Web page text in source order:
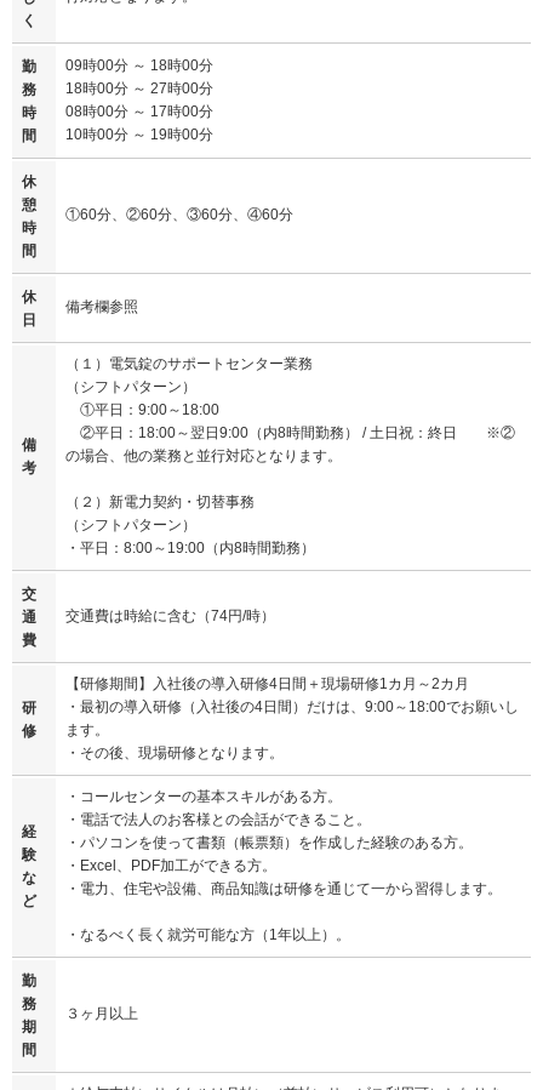
く
勤
務
時
間
09時00分 ～ 18時00分
18時00分 ～ 27時00分
08時00分 ～ 17時00分
10時00分 ～ 19時00分
休
憩
時
間
①60分、②60分、③60分、④60分
休
日
備考欄参照
備
考
（１）電気錠のサポートセンター業務
（シフトパターン）
①平日：9:00～18:00
②平日：18:00～翌日9:00（内8時間勤務） / 土日祝：終日 ※②
の場合、他の業務と並行対応となります。
（２）新電力契約・切替事務
（シフトパターン）
・平日：8:00～19:00（内8時間勤務）
交
通
費
交通費は時給に含む（74円/時）
研
修
【研修期間】入社後の導入研修4日間＋現場研修1カ月～2カ月
・最初の導入研修（入社後の4日間）だけは、9:00～18:00でお願いし
ます。
・その後、現場研修となります。
経
験
な
ど
・コールセンターの基本スキルがある方。
・電話で法人のお客様との会話ができること。
・パソコンを使って書類（帳票類）を作成した経験のある方。
・Excel、PDF加工ができる方。
・電力、住宅や設備、商品知識は研修を通じて一から習得します。
・なるべく長く就労可能な方（1年以上）。
勤
務
期
間
３ヶ月以上